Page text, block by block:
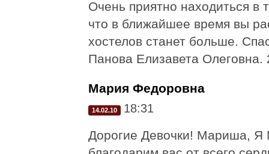
Очень приятно находиться в
что в ближайшее время вы
хостелов станет больше.
Панова Елизавета Олеговна.
Мария Федоровна
14.02.10 18:31
Дорогие Девочки! Мариша,